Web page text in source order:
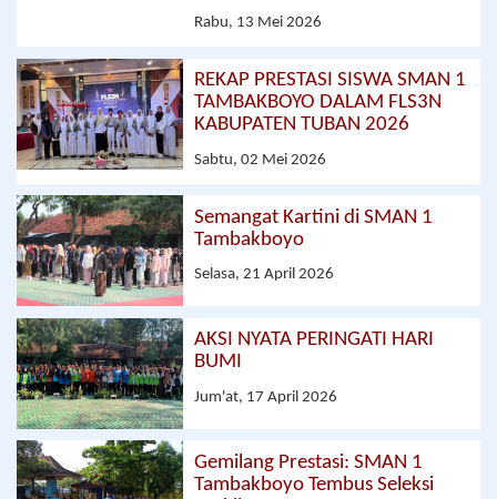
Rabu, 13 Mei 2026
REKAP PRESTASI SISWA SMAN 1
TAMBAKBOYO DALAM FLS3N
KABUPATEN TUBAN 2026
Sabtu, 02 Mei 2026
Semangat Kartini di SMAN 1
Tambakboyo
Selasa, 21 April 2026
AKSI NYATA PERINGATI HARI
BUMI
Jum'at, 17 April 2026
Gemilang Prestasi: SMAN 1
Tambakboyo Tembus Seleksi